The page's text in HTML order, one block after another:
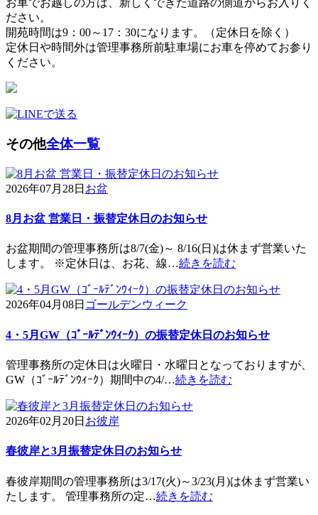
ださい。
開苑時間は9：00～17：30になります。（定休日を除く）
定休日や時間外は管理事務所前駐車場にお車を停めてお参り
ください。
その他全体一覧
2026年07月28日 お盆
8月お盆 営業日・振替定休日のお知らせ
お盆期間の管理事務所は8/7(金)～ 8/16(日)は休まず営業いた
します。 ※定休日は、お花、線…続きを読む
2026年04月08日 ゴールデンウィーク
4・5月GW（ｺﾞｰﾙﾃﾞﾝｳｨｰｸ）の振替定休日のお知らせ
管理事務所の定休日は火曜日・水曜日となっておりますが、
GW（ｺﾞｰﾙﾃﾞﾝｳｨｰｸ）期間中の4/…続きを読む
2026年02月20日 お彼岸
春彼岸と3月振替定休日のお知らせ
春彼岸期間の管理事務所は3/17(火)～3/23(月)は休まず営業い
たします。 管理事務所の定…続きを読む